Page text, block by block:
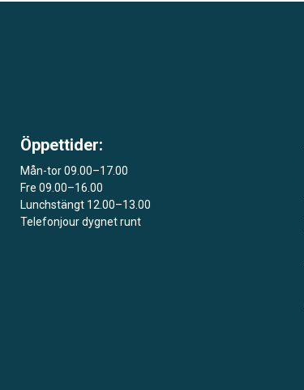
Öppettider:
Mån-tor 09.00–17.00
Fre 09.00–16.00
Lunchstängt 12.00–13.00
Telefonjour dygnet runt